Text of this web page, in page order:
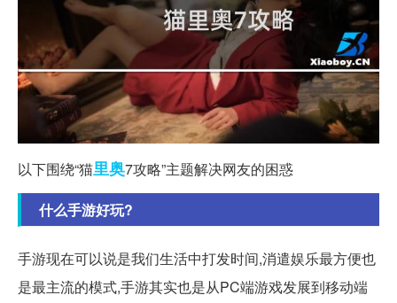
以下围绕“猫里奥7攻略”主题解决网友的困惑
什么手游好玩?
手游现在可以说是我们生活中打发时间,消遣娱乐最方便也
是最主流的模式,手游其实也是从PC端游戏发展到移动端